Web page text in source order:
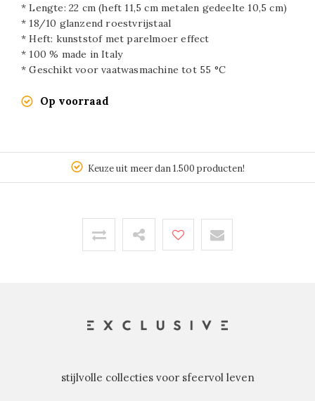
* Lengte: 22 cm (heft 11,5 cm metalen gedeelte 10,5 cm)
* 18/10 glanzend roestvrijstaal
* Heft: kunststof met parelmoer effect
* 100 % made in Italy
* Geschikt voor vaatwasmachine tot 55 °C
Op voorraad
Keuze uit meer dan 1.500 producten!
stijlvolle collecties voor sfeervol leven